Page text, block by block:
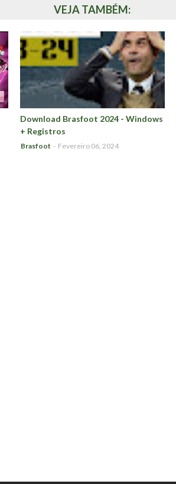
VEJA TAMBÉM:
Download Brasfoot 2024 - Windows
+ Registros
Brasfoot - Fevereiro 06, 2024